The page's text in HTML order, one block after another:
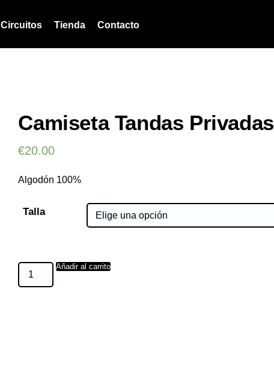
Circuitos Tienda Contacto
Camiseta Tandas Privadas
€20.00
Algodón 100%
Talla
Camiseta
Tandas
Añadir al carrito